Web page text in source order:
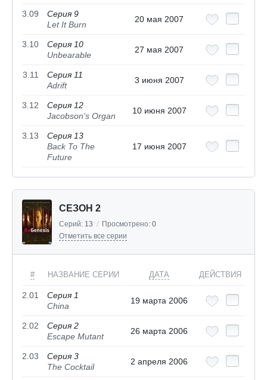
3.09
Серия 9
Let It Burn
20 мая 2007
3.10
Серия 10
Unbearable
27 мая 2007
3.11
Серия 11
Adrift
3 июня 2007
3.12
Серия 12
Jacobson's Organ
10 июня 2007
3.13
Серия 13
Back To The
Future
17 июня 2007
СЕЗОН 2
Серий: 13 / Просмотрено: 0
Отметить все серии
# НАЗВАНИЕ СЕРИИ ДАТА ДЕЙСТВИЯ
2.01
Серия 1
China
19 марта 2006
2.02
Серия 2
Escape Mutant
26 марта 2006
2.03
Серия 3
The Cocktail
2 апреля 2006